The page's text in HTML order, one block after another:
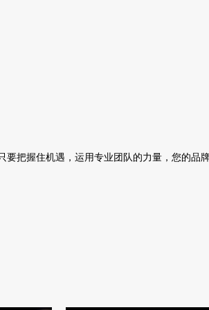
把握住机遇，运用专业团队的力量，您的品